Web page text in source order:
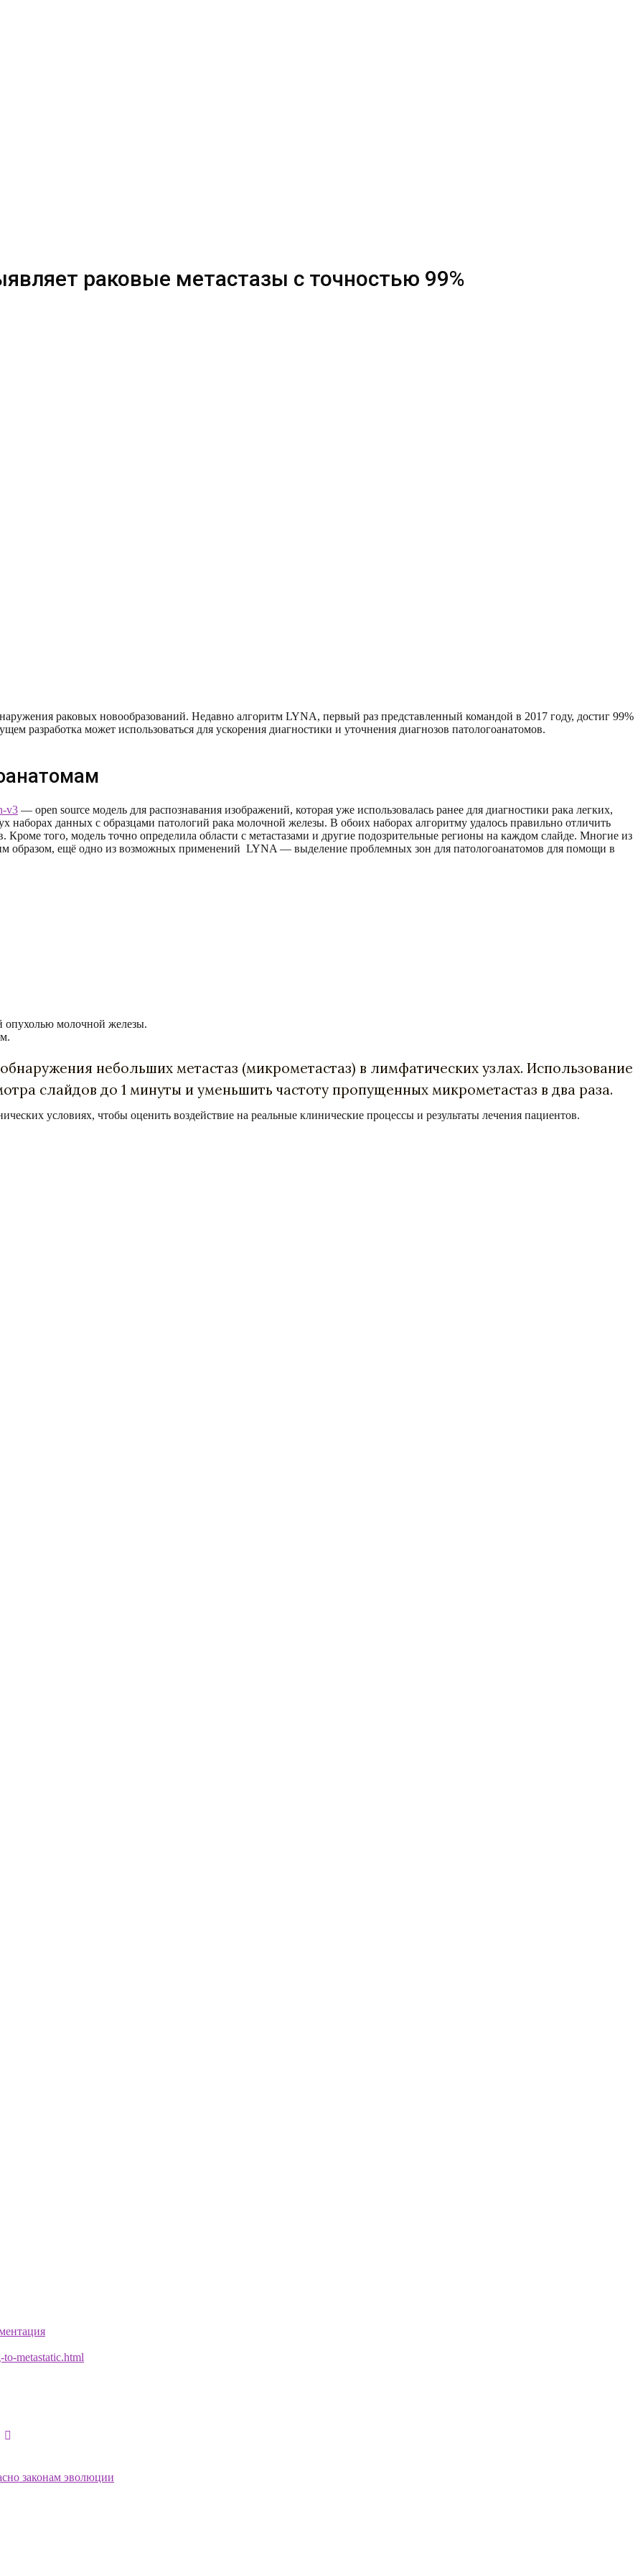
раковые метастазы с точностью 99%
раковых новообразований. Недавно алгоритм LYNA, первый раз представленный командой в 2017 году, достиг 99%
разработка может использоваться для ускорения диагностики и уточнения диагнозов патологоанатомов.
v3 — open source модель для распознавания изображений, которая уже использовалась ранее для диагностики рака легких,
наборах данных с образцами патологий рака молочной железы. В обоих наборах алгоритму удалось правильно отличить
Кроме того, модель точно определила области с метастазами и другие подозрительные регионы на каждом слайде. Многие из
ещё одно из возможных применений LYNA — выделение проблемных зон для патологоанатомов для помощи в
опухолью молочной железы.
небольших метастаз (микрометастаз) в лимфатических узлах. Использование
слайдов до 1 минуты и уменьшить частоту пропущенных микрометастаз в два раза.
условиях, чтобы оценить воздействие на реальные клинические процессы и результаты лечения пациентов.
metastatic.html
законам эволюции